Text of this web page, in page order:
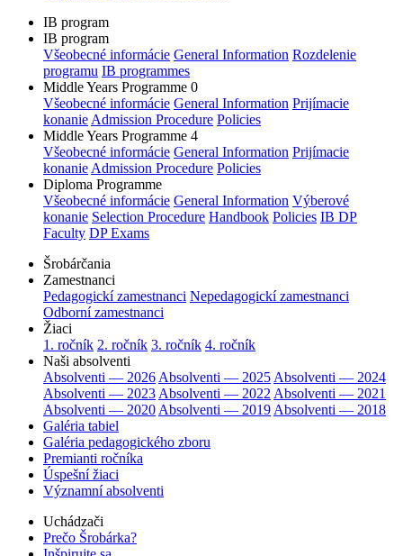
IB program
IB program
Všeobecné informácie General Information Rozdelenie
programu IB programmes
Middle Years Programme 0
Všeobecné informácie General Information Prijímacie
konanie Admission Procedure Policies
Middle Years Programme 4
Všeobecné informácie General Information Prijímacie
konanie Admission Procedure Policies
Diploma Programme
Všeobecné informácie General Information Výberové
konanie Selection Procedure Handbook Policies IB DP
Faculty DP Exams
Šrobárčania
Zamestnanci
Pedagogickí zamestnanci Nepedagogickí zamestnanci
Odborní zamestnanci
Žiaci
1. ročník 2. ročník 3. ročník 4. ročník
Naši absolventi
Absolventi — 2026 Absolventi — 2025 Absolventi — 2024
Absolventi — 2023 Absolventi — 2022 Absolventi — 2021
Absolventi — 2020 Absolventi — 2019 Absolventi — 2018
Galéria tabiel
Galéria pedagogického zboru
Premianti ročníka
Úspešní žiaci
Významní absolventi
Uchádzači
Prečo Šrobárka?